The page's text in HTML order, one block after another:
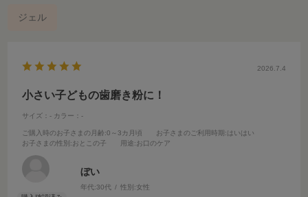
ジェル
2026.7.4
小さい子どもの歯磨き粉に！
サイズ：- カラー：-
ご購入時のお子さまの月齢:0～3カ月頃 お子さまのご利用時期 :はいはい
お子さまの性別 :おとこの子 用途:お口のケア
ぼい
年代:30代 性別:女性